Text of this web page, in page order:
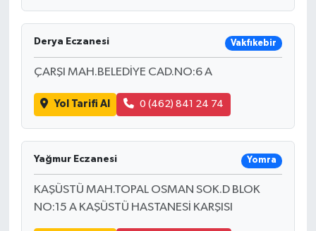
Derya Eczanesi Vakfıkebir
ÇARŞI MAH.BELEDİYE CAD.NO:6 A
Yol Tarifi Al 0 (462) 841 24 74
Yağmur Eczanesi Yomra
KAŞÜSTÜ MAH.TOPAL OSMAN SOK.D BLOK
NO:15 A KAŞÜSTÜ HASTANESİ KARŞISI